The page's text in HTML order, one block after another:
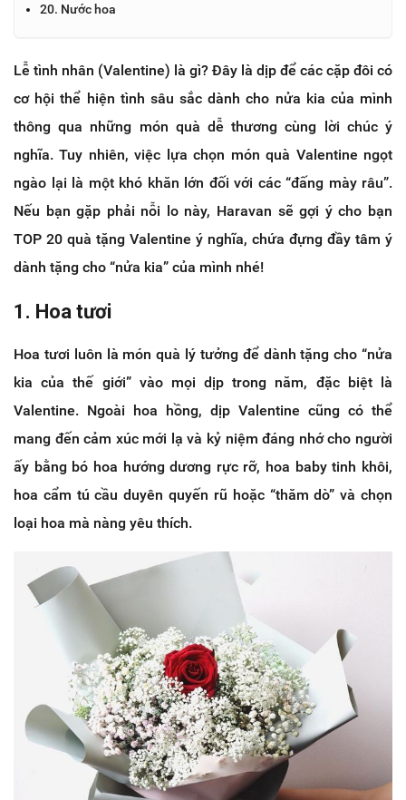
20. Nước hoa
Lễ tình nhân (Valentine) là gì? Đây là dịp để các cặp đôi có
cơ hội thể hiện tình sâu sắc dành cho nửa kia của mình
thông qua những món quà dễ thương cùng lời chúc ý
nghĩa. Tuy nhiên, việc lựa chọn món quà Valentine ngọt
ngào lại là một khó khăn lớn đối với các “đấng mày râu”.
Nếu bạn gặp phải nỗi lo này, Haravan sẽ gợi ý cho bạn
TOP 20 quà tặng Valentine ý nghĩa, chứa đựng đầy tâm ý
dành tặng cho “nửa kia” của mình nhé!
1. Hoa tươi
Hoa tươi luôn là món quà lý tưởng để dành tặng cho “nửa
kia của thế giới” vào mọi dịp trong năm, đặc biệt là
Valentine. Ngoài hoa hồng, dịp Valentine cũng có thể
mang đến cảm xúc mới lạ và kỷ niệm đáng nhớ cho người
ấy bằng bó hoa hướng dương rực rỡ, hoa baby tinh khôi,
hoa cẩm tú cầu duyên quyến rũ hoặc “thăm dò” và chọn
loại hoa mà nàng yêu thích.